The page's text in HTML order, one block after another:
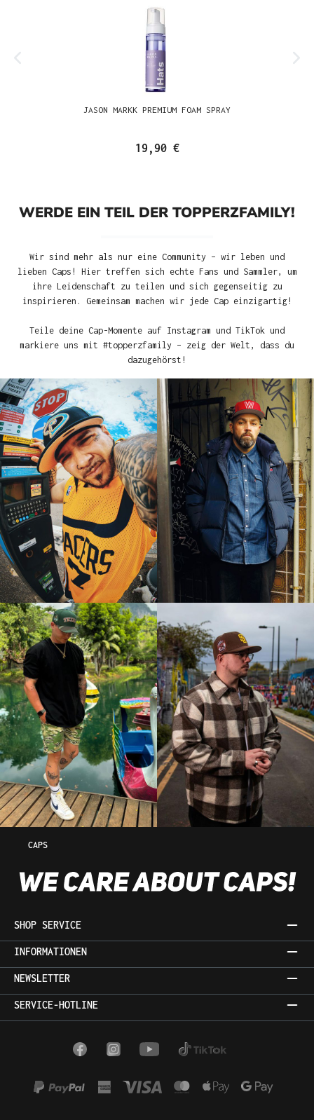
JASON MARKK PREMIUM FOAM SPRAY
19,90 €
WERDE EIN TEIL DER TOPPERZFAMILY!
Wir sind mehr als nur eine Community – wir leben und
lieben Caps! Hier treffen sich echte Fans und Sammler, um
ihre Leidenschaft zu teilen und sich gegenseitig zu
inspirieren. Gemeinsam machen wir jede Cap einzigartig!
Teile deine Cap-Momente auf Instagram und TikTok und
markiere uns mit #topperzfamily – zeig der Welt, dass du
dazugehörst!
CAPS
SHOP SERVICE
INFORMATIONEN
NEWSLETTER
SERVICE-HOTLINE